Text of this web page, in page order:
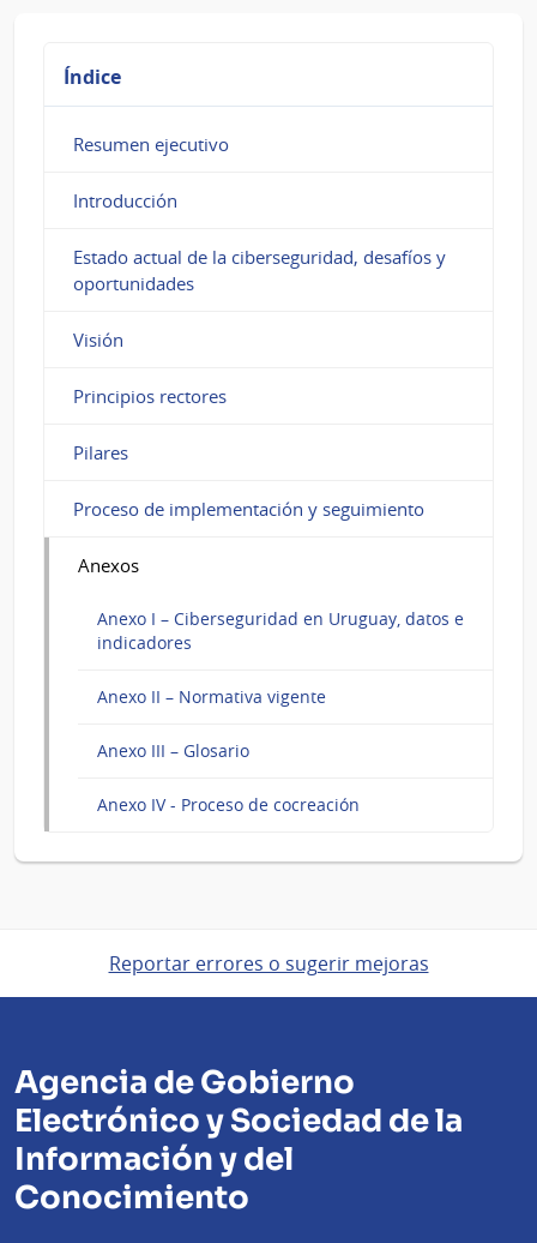
Índice
Resumen ejecutivo
Introducción
Estado actual de la ciberseguridad, desafíos y
oportunidades
Visión
Principios rectores
Pilares
Proceso de implementación y seguimiento
Anexos
Anexo I – Ciberseguridad en Uruguay, datos e
indicadores
Anexo II – Normativa vigente
Anexo III – Glosario
Anexo IV - Proceso de cocreación
Reportar errores o sugerir mejoras
Agencia de Gobierno
Electrónico y Sociedad de la
Información y del
Conocimiento